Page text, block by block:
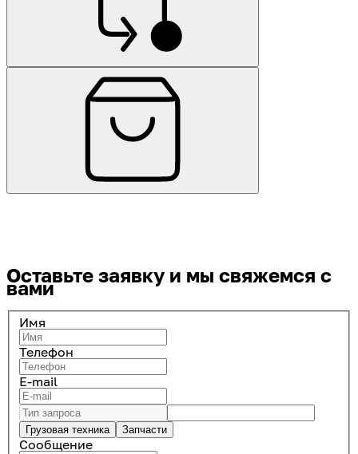
Оставьте заявку и мы свяжемся с
вами
Имя
Телефон
E-mail
Грузовая техника Запчасти
Сообщение